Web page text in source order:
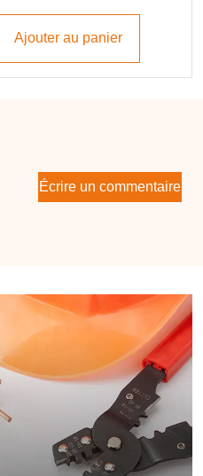
Ajouter au panier
Écrire un commentaire